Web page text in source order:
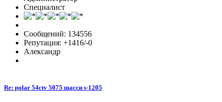
Специалист
Сообщений: 134556
Репутация: +1416/-0
Александр
Re: polar 54ctv 5075 шасси s-1205